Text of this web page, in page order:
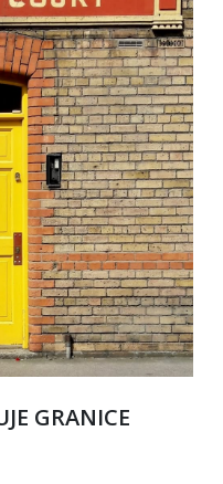
GRANICE